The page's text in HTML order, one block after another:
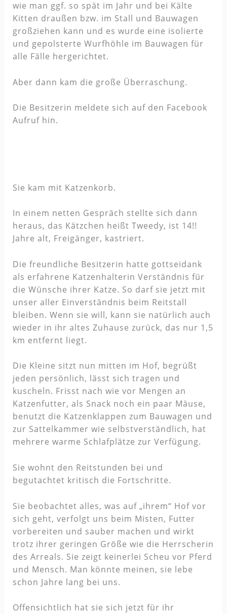
wie man ggf. so spät im Jahr und bei Kälte
Kitten draußen bzw. im Stall und Bauwagen
großziehen kann und es wurde eine isolierte
und gepolsterte Wurfhöhle im Bauwagen für
alle Fälle hergerichtet.
Aber dann kam die große Überraschung.
Die Besitzerin meldete sich auf den Facebook
Aufruf hin.
Sie kam mit Katzenkorb.
In einem netten Gespräch stellte sich dann
heraus, das Kätzchen heißt Tweedy, ist 14!!
Jahre alt, Freigänger, kastriert.
Die freundliche Besitzerin hatte gottseidank
als erfahrene Katzenhalterin Verständnis für
die Wünsche ihrer Katze. So darf sie jetzt mit
unser aller Einverständnis beim Reitstall
bleiben. Wenn sie will, kann sie natürlich auch
wieder in ihr altes Zuhause zurück, das nur 1,5
km entfernt liegt.
Die Kleine sitzt nun mitten im Hof, begrüßt
jeden persönlich, lässt sich tragen und
kuscheln. Frisst nach wie vor Mengen an
Katzenfutter, als Snack noch ein paar Mäuse,
benutzt die Katzenklappen zum Bauwagen und
zur Sattelkammer wie selbstverständlich, hat
mehrere warme Schlafplätze zur Verfügung.
Sie wohnt den Reitstunden bei und
begutachtet kritisch die Fortschritte.
Sie beobachtet alles, was auf „ihrem“ Hof vor
sich geht, verfolgt uns beim Misten, Futter
vorbereiten und sauber machen und wirkt
trotz ihrer geringen Größe wie die Herrscherin
des Arreals. Sie zeigt keinerlei Scheu vor Pferd
und Mensch. Man könnte meinen, sie lebe
schon Jahre lang bei uns.
Offensichtlich hat sie sich jetzt für ihr